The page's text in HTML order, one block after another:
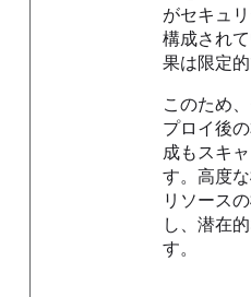
がセキュ
構成され
果は限定的
このため
プロイ後
成もスキ
す。高度
リソース
し、潜在
す。